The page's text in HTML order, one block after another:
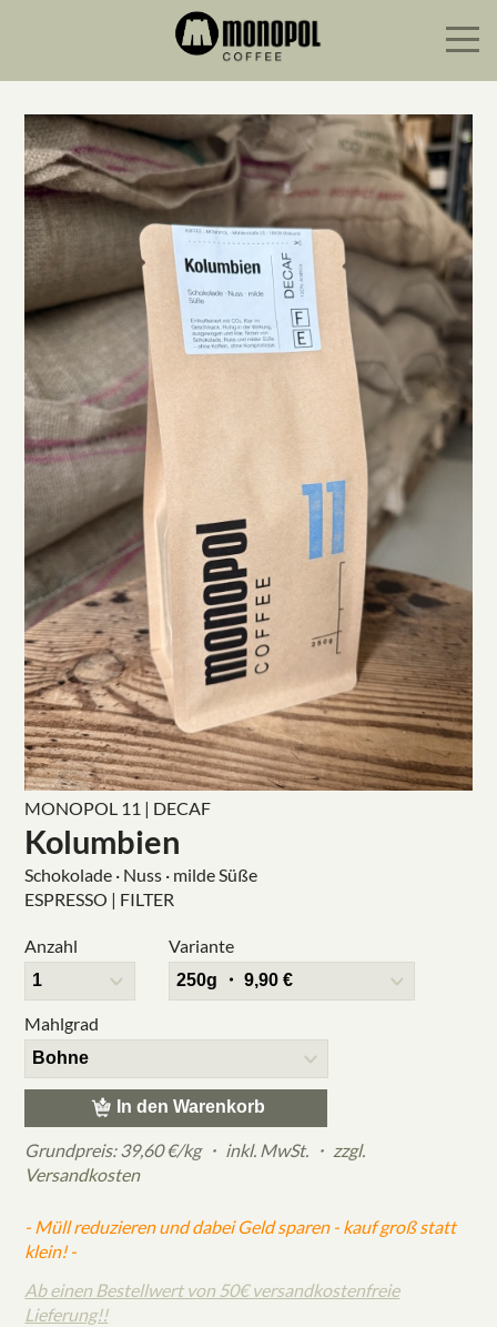
MONOPOL 11 | DECAF
Kolumbien
Schokolade · Nuss · milde Süße
ESPRESSO | FILTER
Anzahl Variante
Mahlgrad
In den Warenkorb
Grundpreis: 39,60 €/kg ・ inkl. MwSt. ・ zzgl.
Versandkosten
- Müll reduzieren und dabei Geld sparen - kauf groß statt
klein! -
Ab einen Bestellwert von 50€ versandkostenfreie
Lieferung!!